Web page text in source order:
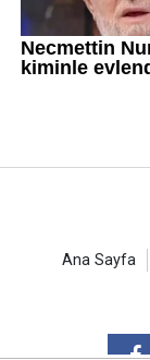
Ana Sayfa